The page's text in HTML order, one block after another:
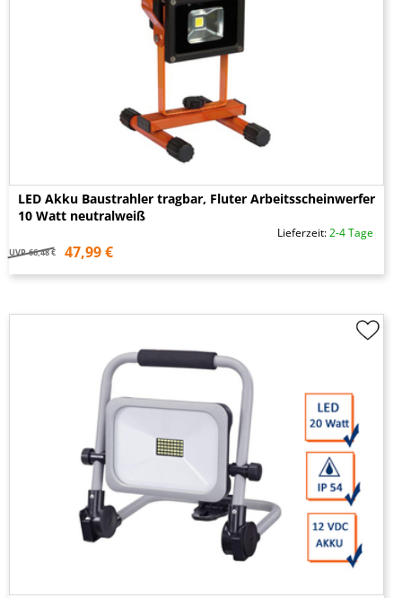
LED Akku Baustrahler tragbar, Fluter Arbeitsscheinwerfer
10 Watt neutralweiß
Lieferzeit:2-4 Tage
UVP 66,48 € 47,99 €